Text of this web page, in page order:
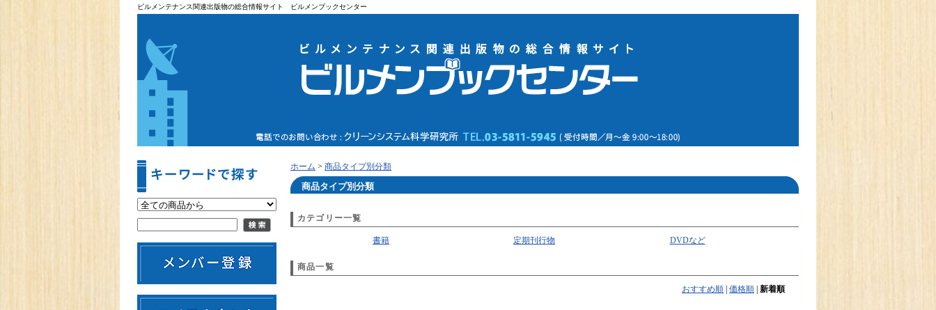
ビルメンテナンス関連出版物の総合情報サイト ビルメンブックセンター
ホーム > 商品タイプ別分類
商品タイプ別分類
カテゴリー一覧
書籍 定期刊行物 DVDなど
商品一覧
おすすめ順 価格順 新着順